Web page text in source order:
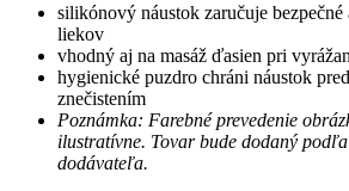
silikónový náustok zaručuje
liekov
vhodný aj na masáž ďasien pri
hygienické puzdro chráni náustok
znečistením
Poznámka: Farebné prevedenie
ilustratívne. Tovar bude dodaný
dodávateľa.